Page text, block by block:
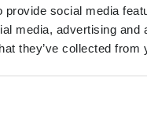
social media
media, advertising
they’ve collected